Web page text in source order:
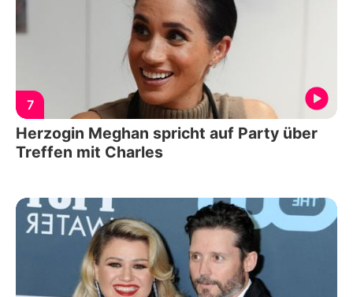
7
Herzogin Meghan spricht auf Party über
Treffen mit Charles